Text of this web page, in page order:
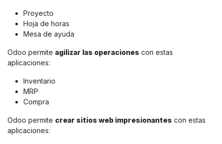
Proyecto
Hoja de horas
Mesa de ayuda
Odoo permite agilizar las operaciones con estas
aplicaciones:
Inventario
MRP
Compra
Odoo permite crear sitios web impresionantes con estas
aplicaciones: